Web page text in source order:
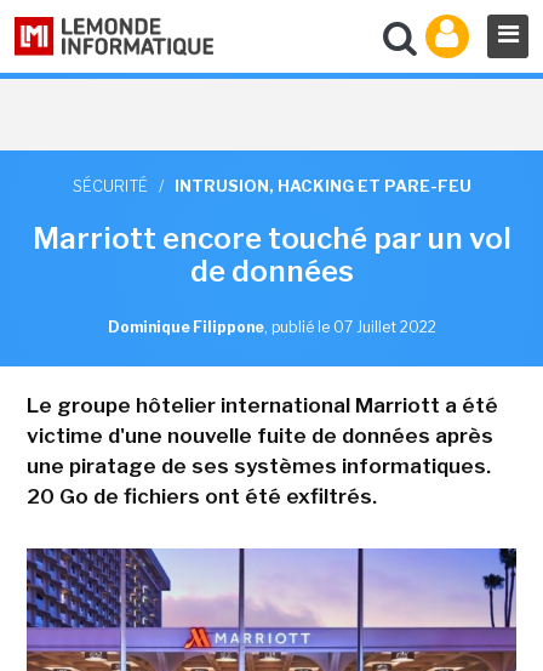
SÉCURITÉ / INTRUSION, HACKING ET PARE-FEU
Marriott encore touché par un vol
de données
Dominique Filippone, publié le 07 Juillet 2022
Le groupe hôtelier international Marriott a été
victime d'une nouvelle fuite de données après
une piratage de ses systèmes informatiques.
20 Go de fichiers ont été exfiltrés.